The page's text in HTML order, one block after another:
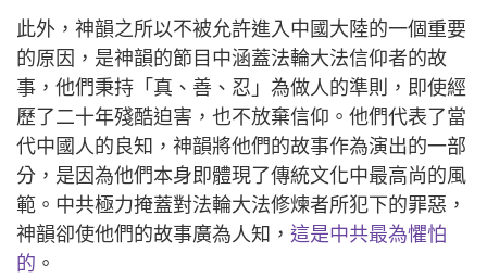
此外，神韻之所以不被允許進入中國大陸的一個重要
的原因，是神韻的節目中涵蓋法輪大法信仰者的故
事，他們秉持「真、善、忍」為做人的準則，即使經
歷了二十年殘酷迫害，也不放棄信仰。他們代表了當
代中國人的良知，神韻將他們的故事作為演出的一部
分，是因為他們本身即體現了傳統文化中最高尚的風
範。中共極力掩蓋對法輪大法修煉者所犯下的罪惡，
神韻卻使他們的故事廣為人知， 這是中共最為懼怕
的 。